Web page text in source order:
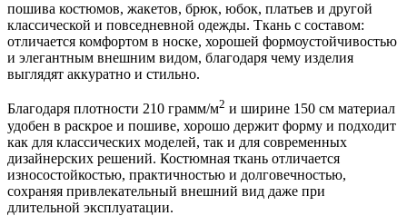
пошива костюмов, жакетов, брюк, юбок, платьев и другой
классической и повседневной одежды. Ткань с составом:
отличается комфортом в носке, хорошей формоустойчивостью
и элегантным внешним видом, благодаря чему изделия
выглядят аккуратно и стильно.
Благодаря плотности 210 грамм/м2 и ширине 150 см материал
удобен в раскрое и пошиве, хорошо держит форму и подходит
как для классических моделей, так и для современных
дизайнерских решений. Костюмная ткань отличается
износостойкостью, практичностью и долговечностью,
сохраняя привлекательный внешний вид даже при
длительной эксплуатации.